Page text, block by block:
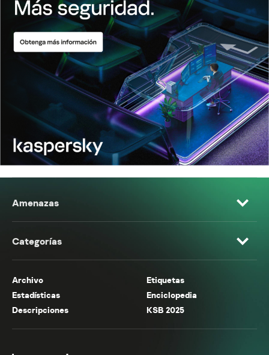
Amenazas
Categorías
Archivo
Etiquetas
Estadísticas
Enciclopedia
Descripciones
KSB 2025